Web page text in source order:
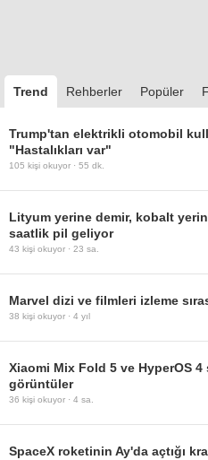
Trend Rehberler Popüler
Trump'tan elektrikli otomobil
"Hastalıkları var"
105 kişi okuyor · 55 dk.
Lityum yerine demir, kobalt
saatlik pil geliyor
43 kişi okuyor · 23 sa.
Marvel dizi ve filmleri izleme
38 kişi okuyor · 4 yıl
Xiaomi Mix Fold 5 ve HyperOS 4
görüntüler
36 kişi okuyor · 4 sa.
SpaceX roketinin Ay'da açtığı